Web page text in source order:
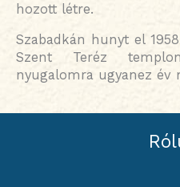
hozott létre.
Szabadkán hunyt el
Szent Teréz
nyugalomra ugyanez év